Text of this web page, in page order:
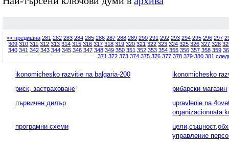
<< предишна 281 282 283 284 285 286 287 288 289 290 291 292 293 294 295 296 297
309 310 311 312 313 314 315 316 317 318 319 320 321 322 323 324 325 326 327 328
340 341 342 343 344 345 346 347 348 349 350 351 352 353 354 355 356 357 358 359
371 372 373 374 375 376 377 378 379 380 381
ikonomichesko razvitie na balgaria-200
ikonomichesko
риск, застраховане
рибарски магазин
първичен дилър
upravlenie na
organizacionnata
програмни схеми
управление